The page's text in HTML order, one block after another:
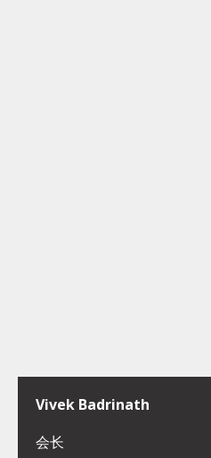
Vivek Badrinath
会长